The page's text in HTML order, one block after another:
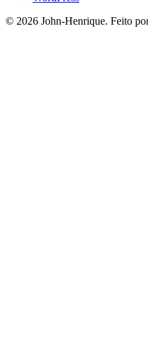
© 2026 John-Henrique. Feito